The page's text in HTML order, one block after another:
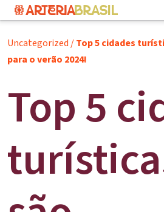
Uncategorized /Top 5 cidades
para o verão 2024!
Top 5